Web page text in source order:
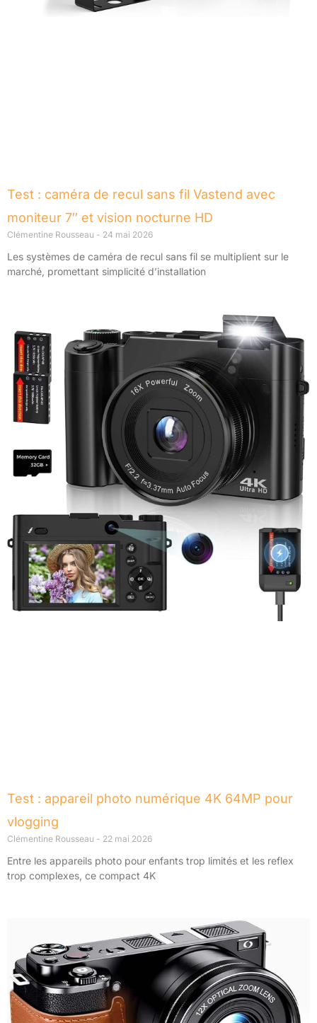
Test : caméra de recul sans fil Vastend avec
moniteur 7″ et vision nocturne HD
Clémentine Rousseau 24 mai 2026
Les systèmes de caméra de recul sans fil se multiplient sur le
marché, promettant simplicité d’installation
Test : appareil photo numérique 4K 64MP pour
vlogging
Clémentine Rousseau 22 mai 2026
Entre les appareils photo pour enfants trop limités et les reflex
trop complexes, ce compact 4K